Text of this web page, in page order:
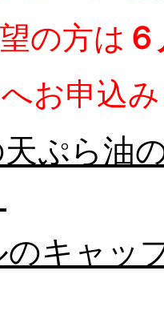
の方は
お申込
天ぷら油
キャッ